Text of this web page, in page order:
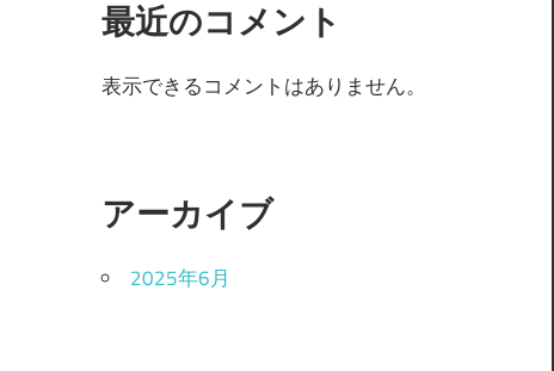
最近のコメント
表示できるコメントはありません。
アーカイブ
2025年6月